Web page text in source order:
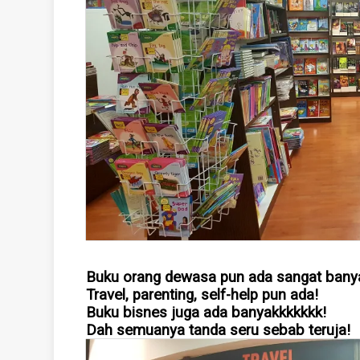
Buku orang dewasa pun ada sangat
Travel, parenting, self-help pun ada!
Buku bisnes juga ada banyakkkkkkk!
Dah semuanya tanda seru sebab teruja!